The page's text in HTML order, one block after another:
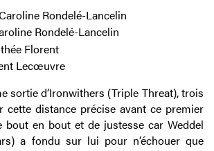
Rondelé-Lancelin
Rondelé-Lancelin
Florent
Lecœuvre
sortie d’Ironwithers (Triple Threat), trois
cette distance précise avant ce premier
bout en bout et de justesse car Weddel
a fondu sur lui pour n’échouer que